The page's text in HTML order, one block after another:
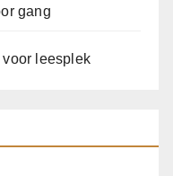
gang
leesplek